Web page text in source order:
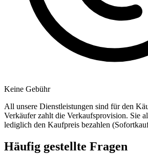
Keine Gebühr
All unsere Dienstleistungen sind für den
Verkäufer zahlt die Verkaufsprovision. Sie
lediglich den Kaufpreis bezahlen
Häufig gestellte Fragen